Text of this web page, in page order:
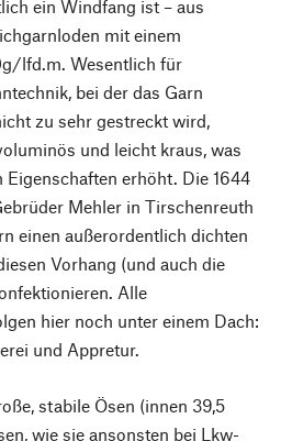
ein Windfang ist – aus
mit einem
lfd.m. Wesentlich für
bei der das Garn
zu sehr gestreckt wird,
und leicht kraus, was
erhöht. Die 1644
Mehler in Tirschenreuth
einen außerordentlich dichten
Vorhang (und auch die
Alle
hier noch unter einem Dach:
und Appretur.
stabile Ösen (innen 39,5
wie sie ansonsten bei Lkw-